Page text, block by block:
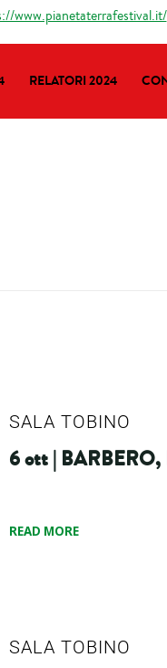
RELATORI 2024
www.pianetaterrafestival.it/
SALA TOBINO
6 ott | BARBERO,
READ MORE
SALA TOBINO